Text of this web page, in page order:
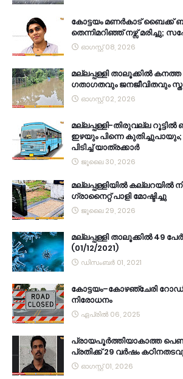
കോട്ടയം മണർകാട് ബൈക്ക്
തെന്നിമറിഞ്ഞ് നഴ്സ് മരിച്ചു;
ഓഗസ്റ്റ് 08, 2026
മല്ലപ്പള്ളി താലൂക്കിൽ കനത്ത
ഗതാഗതവും ജനജീവിതവും
ഓഗസ്റ്റ് 02, 2026
മല്ലപ്പള്ളി-തിരുവല്ല
ഇഴയും പിന്നെ
പിടിച്ച് യാത്രക്കാർ
ജൂലൈ 30, 2026
മല്ലപ്പള്ളിയിൽ കല്ലറയിൽ
ഗ്രാനൈറ്റ് പാളി മോഷ്ടിച്ചു
ജൂലൈ 29, 2026
മല്ലപ്പള്ളി താലൂക്കിൽ 49
(01/12/2021)
ഡിസംബർ 01, 2021
കോട്ടയം–കോഴഞ്ചേരി
നിരോധനം
ഏപ്രിൽ 06, 2025
പ്രായപൂർത്തിയാകാത്ത
പ്രതിക്ക് 29 വർഷം
ഓഗസ്റ്റ് 01, 2026